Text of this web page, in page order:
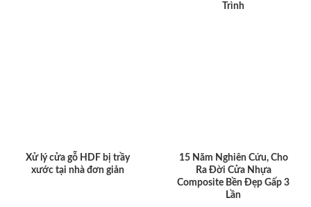
Trình
Xử lý cửa gỗ HDF bị trầy
xước tại nhà đơn giản
15 Năm Nghiên Cứu, Cho
Ra Đời Cửa Nhựa
Composite Bền Đẹp Gấp 3
Lần